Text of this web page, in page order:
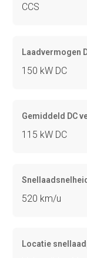
CCS
Laadvermogen
150 kW DC
Gemiddeld DC
115 kW DC
520 km/u
Locatie